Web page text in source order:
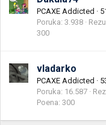
PCAXE Addicted ·
Poruka 3.938
300
vladarko
PCAXE Addicted ·
Poruka 16.587
Poena 300